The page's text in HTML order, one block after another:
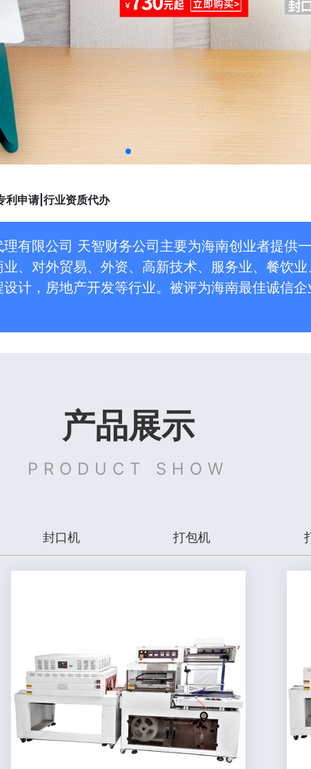
利申请|行业资质代办
有限公司 天智财务公司主要为海南创业者提供
、对外贸易、外资、高新技术、服务业、餐饮业
计，房地产开发等行业。被评为海南最佳诚信
产品展示
PRODUCT SHOW
封口机 打包机